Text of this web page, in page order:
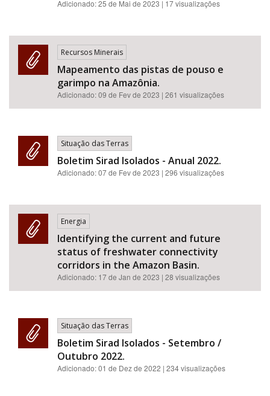
Adicionado:25 de Mai de 2023 | 17 visualizações
Recursos Minerais
Mapeamento das pistas de pouso e
garimpo na Amazônia.
Adicionado:09 de Fev de 2023 | 261 visualizações
Situação das Terras
Boletim Sirad Isolados - Anual 2022.
Adicionado:07 de Fev de 2023 | 296 visualizações
Energia
Identifying the current and future
status of freshwater connectivity
corridors in the Amazon Basin.
Adicionado: 17 de Jan de 2023 | 28 visualizações
Situação das Terras
Boletim Sirad Isolados - Setembro /
Outubro 2022.
Adicionado:01 de Dez de 2022 | 234 visualizações